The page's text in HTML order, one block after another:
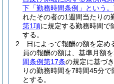
下「勤務時間条例」という
れたその者の1週間当たりの
第1項に規定する勤務時間で
する。
2
日によって報酬の額を定
員の報酬の額は、基準月額
間条例第17条の規定に基づ
りの勤務時間を7時間45分
とする。